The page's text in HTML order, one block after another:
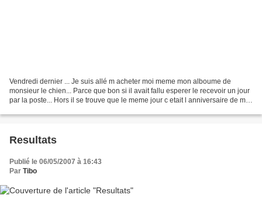
Vendredi dernier ... Je suis allé m acheter moi meme mon alboume de
monsieur le chien... Parce que bon si il avait fallu esperer le recevoir un jour
par la poste... Hors il se trouve que le meme jour c etait l anniversaire de ma
Resultats
Publié le 06/05/2007 à 16:43
Par Tibo